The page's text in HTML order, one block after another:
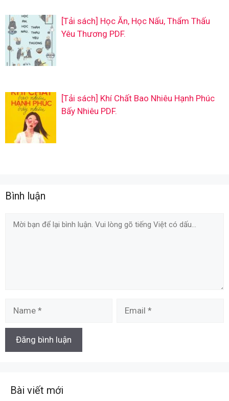
[Tải sách] Học Ăn, Học Nấu, Thẩm Thấu
Yêu Thương PDF.
[Tải sách] Khí Chất Bao Nhiêu Hạnh Phúc
Bấy Nhiêu PDF.
Bình luận
Comment
Bài viết mới